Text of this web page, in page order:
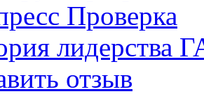
Проверка
лидерства
отзыв